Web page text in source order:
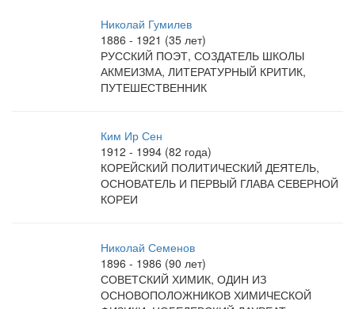
Николай Гумилев
1886 - 1921 (35 лет)
РУССКИЙ ПОЭТ, СОЗДАТЕЛЬ ШКОЛЫ
АКМЕИЗМА, ЛИТЕРАТУРНЫЙ КРИТИК,
ПУТЕШЕСТВЕННИК
Ким Ир Сен
1912 - 1994 (82 года)
КОРЕЙСКИЙ ПОЛИТИЧЕСКИЙ ДЕЯТЕЛЬ,
ОСНОВАТЕЛЬ И ПЕРВЫЙ ГЛАВА СЕВЕРНОЙ
КОРЕИ
Николай Семенов
1896 - 1986 (90 лет)
СОВЕТСКИЙ ХИМИК, ОДИН ИЗ
ОСНОВОПОЛОЖНИКОВ ХИМИЧЕСКОЙ